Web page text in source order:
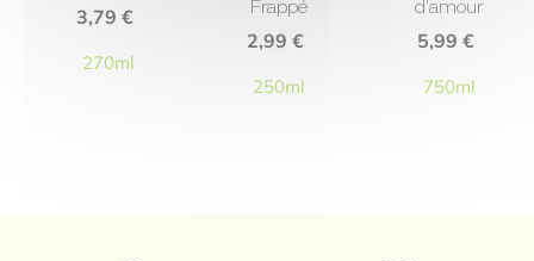
savoureux !
3,79€
270ml
Frappé
2,99€
250ml
d’amour
5,99 €
750ml